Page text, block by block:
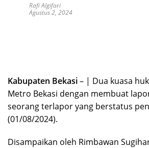
Rafi Algifari
Agustus 2, 2024
Kabupaten Bekasi– | Dua kuasa
Metro Bekasi dengan membuat
seorang terlapor yang berstatus
(01/08/2024).
Disampaikan oleh Rimbawan